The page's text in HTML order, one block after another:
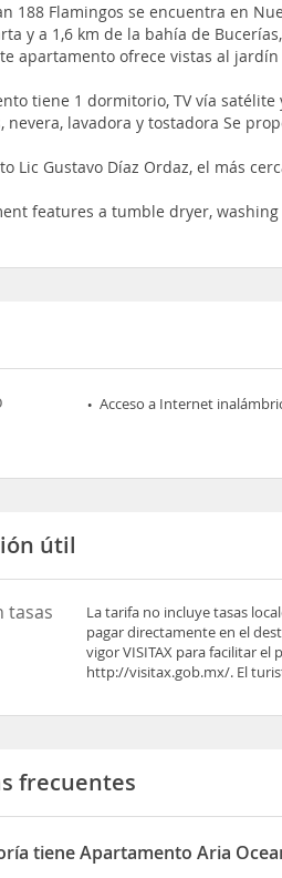
188 Flamingos se encuentra en
y a 1,6 km de la bahía de
apartamento ofrece vistas al
tiene 1 dormitorio, TV vía
nevera, lavadora y tostadora Se
Lic Gustavo Díaz Ordaz, el más
features a tumble dryer,
Acceso a Internet
útil
tasas
La tarifa no incluye tasas
pagar directamente en el
vigor VISITAX para facilitar
http://visitax.gob.mx/. El
frecuentes
tiene Apartamento Aria